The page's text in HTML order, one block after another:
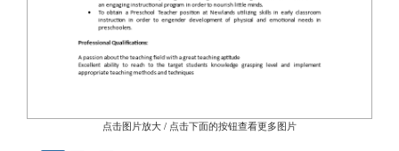
点击图片放大 / 点击下面的按钮查看更多图片